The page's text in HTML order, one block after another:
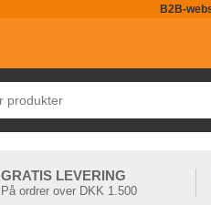
B2B-
GRATIS LEVERING
På ordrer over DKK 1.500